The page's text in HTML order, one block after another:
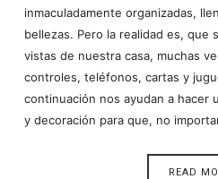
inmaculadamente organizadas,
bellezas. Pero la realidad es, que
vistas de nuestra casa, muchas
controles, teléfonos, cartas y
continuación nos ayudan a hacer
y decoración para que, no
READ